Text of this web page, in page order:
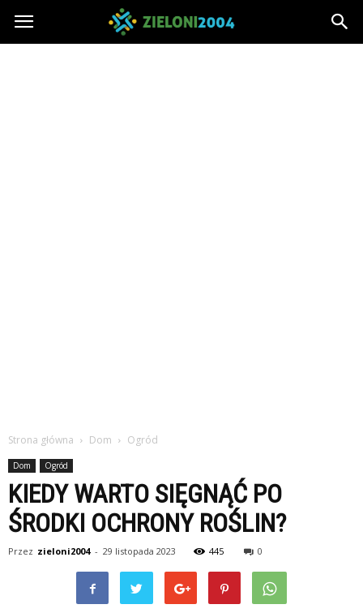
Zieloni2004.pl
Strona główna Dom Ogród
Dom Ogród
KIEDY WARTO SIĘGNĄĆ PO
ŚRODKI OCHRONY ROŚLIN?
Przez zieloni2004 - 29 listopada 2023 445 0